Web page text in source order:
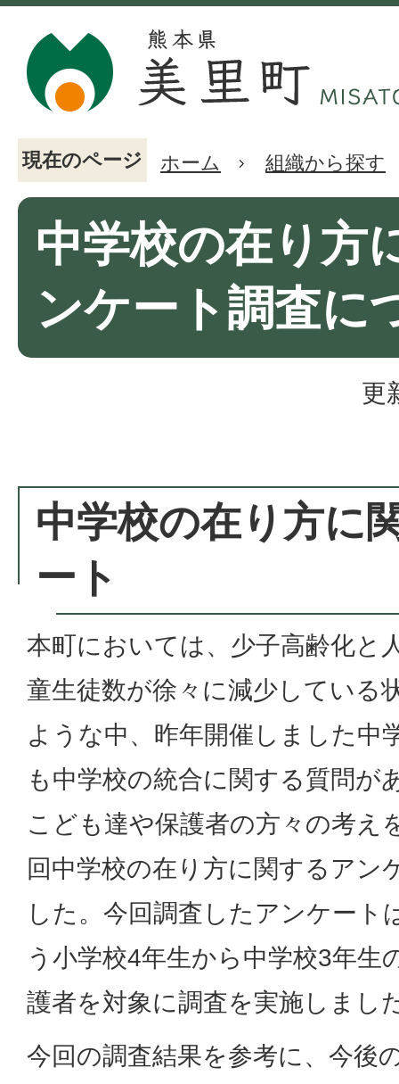
現在のページ ホーム 組織から探す
中学校の在り方
ンケート調査に
更
中学校の在り方に
ート
本町においては、少子高齢化と
童生徒数が徐々に減少している
ような中、昨年開催しました中
も中学校の統合に関する質問が
こども達や保護者の方々の考え
回中学校の在り方に関するアン
した。今回調査したアンケート
う小学校4年生から中学校3年生
護者を対象に調査を実施しまし
今回の調査結果を参考に、今後